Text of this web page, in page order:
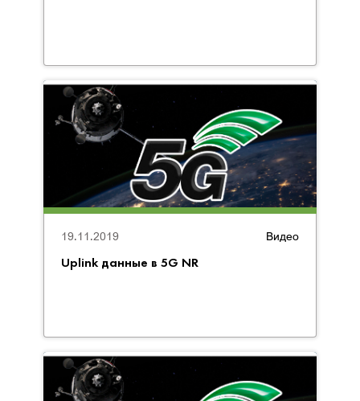
Видео
Uplink данные в 5G NR
19.11.2019